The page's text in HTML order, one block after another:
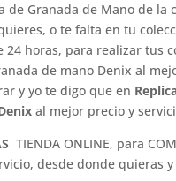
de Granada de Mano de
o te falta en tu
horas, para realizar tus
de mano Denix al
y yo te digo que en
al mejor precio y
TIENDA ONLINE, para
desde donde quieras